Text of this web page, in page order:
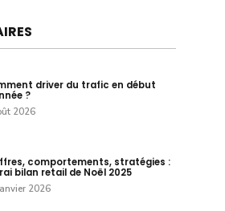
driver du trafic en début
?
2026
comportements, stratégies :
bilan retail de Noël 2025
2026